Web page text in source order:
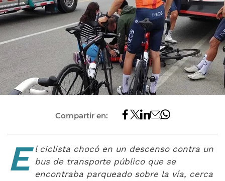
Compartir en:
E l ciclista chocó en un descenso contra un
bus de transporte público que se
encontraba parqueado sobre la vía, cerca